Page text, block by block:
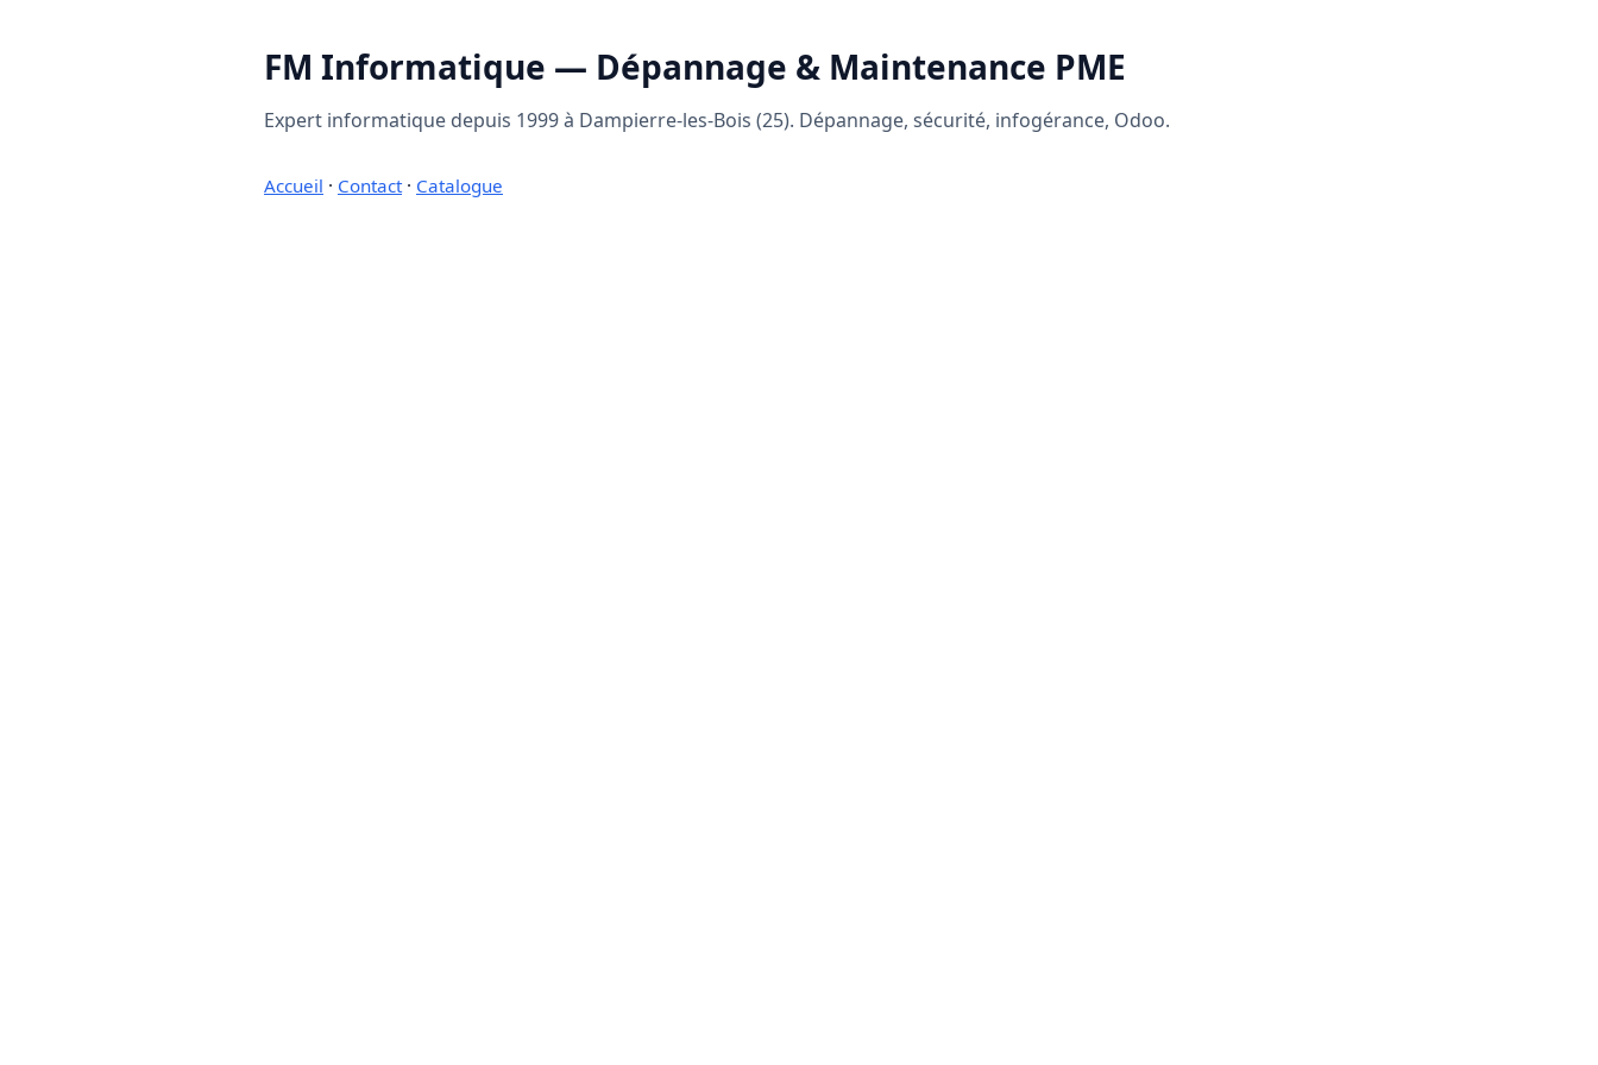
FM Informatique — Dépannage & Maintenance PME
Expert informatique depuis 1999 à Dampierre-les-Bois (25). Dépannage, sécurité, infogérance, Odoo.
Accueil · Contact· Catalogue